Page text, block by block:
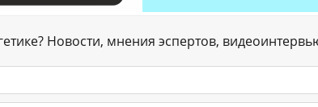
Новости, мнения эспертов,